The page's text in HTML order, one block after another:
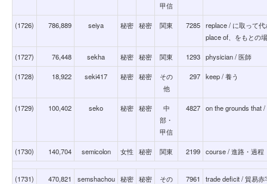
甲信
(1726) 786,889 seiya 秘密 秘密 関東 7285 replace / に取って
place of、をもとの
(1727) 76,448 sekha 秘密 秘密 関東 1293 physician / 医師
(1728) 18,922 seki417 秘密 秘密
その
他
297 keep / 養う
(1729) 100,402 seko 秘密 秘密
中
部・
甲信
4827 on the grounds that
(1730) 140,704 semicolon 女性 秘密 関東 2199 course / 進路・過程
(1731) 470,821 semshachou 秘密 秘密
その
7961 trade deficit / 貿易赤